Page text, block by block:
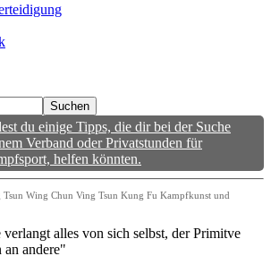
Suchen
du einige Tipps, die dir bei der Suche
Verband oder Privatstunden für
helfen könnten.
Tsun Wing Chun Ving Tsun Kung Fu Kampfkunst und
alles von sich selbst, der Primitve
an andere"